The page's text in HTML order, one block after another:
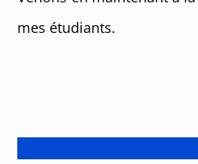
mes étudiants.